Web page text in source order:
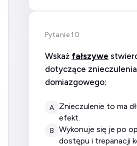
Pytanie 10
Wskaż fałszywe
dotyczące znieczulenia
domiazgowego:
A
znieczulenie to ma długotrwały
efekt.
B
wykonuje się je po opracowaniu
dostępu i trepanacji